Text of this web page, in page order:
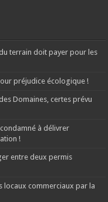
terrain doit payer pour les
préjudice écologique !
Domaines, certes prévu
à délivrer
!
entre deux permis
locaux commerciaux par la